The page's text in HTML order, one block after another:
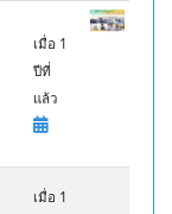
เมื่อ 1
ปีที่
แล้ว
เมื่อ 1